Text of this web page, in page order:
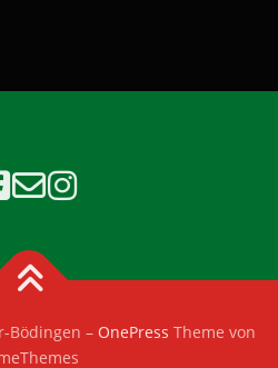
Bödingen – OnePress Theme von